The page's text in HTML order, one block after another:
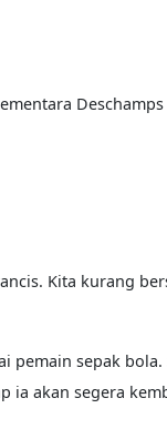
Kita kurang
sepak
ia akan segera